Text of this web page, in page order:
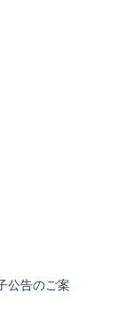
公告のご案